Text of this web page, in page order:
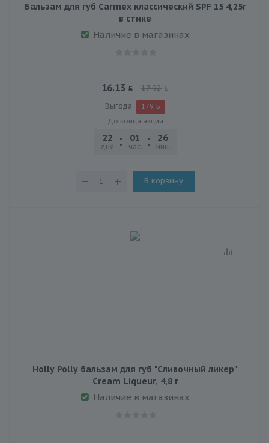
Бальзам для губ Carmex классический SPF 15 4,25г
в стике
Наличие в магазинах
16.13 17.92
Выгода 1.79
До конца акции
22
дня
01
час.
26
мин.
В корзину
Holly Polly бальзам для губ "Cливочный ликер"
Cream Liqueur, 4,8 г
Наличие в магазинах